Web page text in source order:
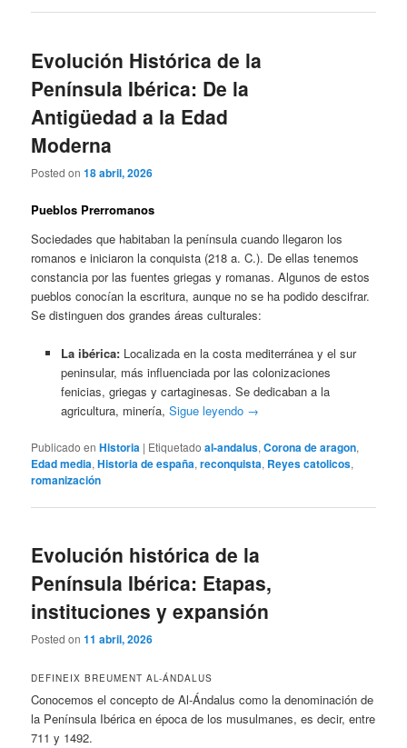
Evolución Histórica de la
Península Ibérica: De la
Antigüedad a la Edad
Moderna
Posted on18 abril, 2026
Pueblos Prerromanos
Sociedades que habitaban la península cuando llegaron los
romanos e iniciaron la conquista (218 a. C.). De ellas tenemos
constancia por las fuentes griegas y romanas. Algunos de estos
pueblos conocían la escritura, aunque no se ha podido descifrar.
Se distinguen dos grandes áreas culturales:
La ibérica:Localizada en la costa mediterránea y el sur
peninsular, más influenciada por las colonizaciones
fenicias, griegas y cartaginesas. Se dedicaban a la
agricultura, minería, Sigue leyendo →
Publicado en Historia | Etiquetado al-andalus,Corona de aragon,
Edad media,Historia de españa,reconquista, Reyes catolicos,
romanización
Evolución histórica de la
Península Ibérica: Etapas,
instituciones y expansión
Posted on11 abril, 2026
DEFINEIX BREUMENT AL-ÁNDALUS
Conocemos el concepto de Al-Ándalus como la denominación de
la Península Ibérica en época de los musulmanes, es decir, entre
711 y 1492.